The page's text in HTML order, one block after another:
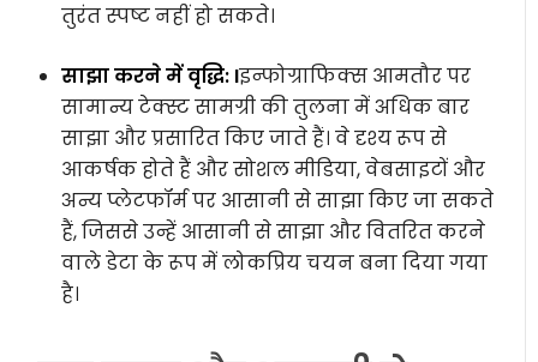
तुरंत स्पष्ट नहीं हो सकते।
साझा करने में वृद्धि: Iइन्फोग्राफिक्स आमतौर पर
सामान्य टेक्स्ट सामग्री की तुलना में अधिक बार
साझा और प्रसारित किए जाते हैं। वे दृश्य रूप से
आकर्षक होते हैं और सोशल मीडिया, वेबसाइटों और
अन्य प्लेटफॉर्म पर आसानी से साझा किए जा सकते
हैं, जिससे उन्हें आसानी से साझा और वितरित करने
वाले डेटा के रूप में लोकप्रिय चयन बना दिया गया
है।